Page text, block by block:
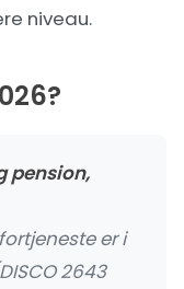
niveau.
pension,
er i
2643